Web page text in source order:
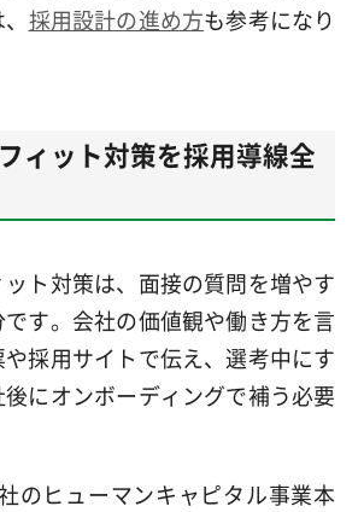
採用設計の進め方も参考になり
ィット対策を採用導線全
ト対策は、面接の質問を増やす
す。会社の価値観や働き方を言
採用サイトで伝え、選考中にす
にオンボーディングで補う必要
のヒューマンキャピタル事業本